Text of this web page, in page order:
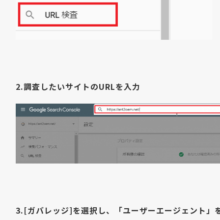
2.調査したいサイトのURLを入力
3.[ガバレッジ]を選択し、「ユーザーエージェント」